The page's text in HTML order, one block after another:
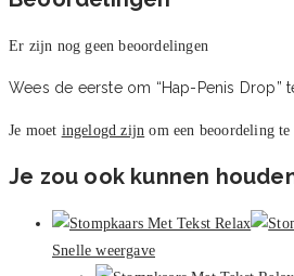
Er zijn nog geen beoordelingen
Wees de eerste om “Hap-Penis Drop”
Je moet ingelogd zijn om een beoordeling te
Je zou ook kunnen
Snelle weergave